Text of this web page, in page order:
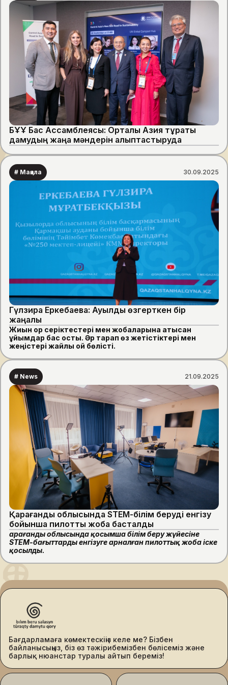
БҰҰ Бас Ассамблеясы: Орталық Азия тұрақты
дамудың жаңа мәндерін қалыптастыруда
# Мақала 30.09.2025
Гүлзира Еркебаева: Ауылды өзгерткен бір
жаңалық
Жиын қор серіктестері мен жобаларына қатысқан
ұйымдар бас қосты. Әр тарап өз жетістіктері мен
жеңістері жайлы ой бөлісті.
# News 21.09.2025
Қарағанды облысында STEM-білім беруді енгізу
бойынша пилоттық жоба басталды
Қарағанды облысында қосымша білім беру жүйесіне
STEM-бағыттарды енгізуге арналған пилоттық жоба іске
қосылды.
Бағдарламаға көмектескіңіз келе ме? Бізбен
байланысыңыз, біз өз тәжірибемізбен бөлісеміз және
барлық нюанстар туралы айтып береміз!